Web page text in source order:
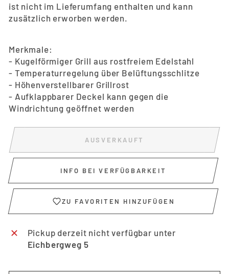
ist nicht im Lieferumfang enthalten und kann
zusätzlich erworben werden.
Merkmale:
- Kugelförmiger Grill aus rostfreiem Edelstahl
- Temperaturregelung über Belüftungsschlitze
- Höhenverstellbarer Grillrost
- Aufklappbarer Deckel kann gegen die
Windrichtung geöffnet werden
AUSVERKAUFT
INFO BEI VERFÜGBARKEIT
ZU FAVORITEN HINZUFÜGEN
Pickup derzeit nicht verfügbar unter
Eichbergweg 5